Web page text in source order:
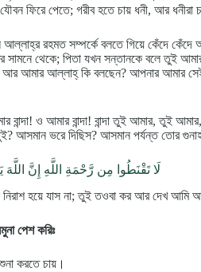
যৌবন ফিরে পেতে; গরীব হতে চায় ধনী, আর ধনীরা
আল্লাহ্‌র রহমত সম্পর্কে বলতে গিয়ে কেঁদে
সামনে থেকে; পিতা যখন সন্তানকে বলে তুই
আমার আল্লাহ্‌ কি বলছেন? আপনার আমার সেই রব
বান্দা! ও আমার বান্দা! বান্দা তুই আমার, তুই
আসমান ভরে দিছিস? আসমান পর্যন্ত তোর
لَا تَقْنَطُوا مِن رَّحْمَةِ اللَّهِ إِنَّ اللَّهَ
হয়ে যাস না; তুই তওবা কর আর দেখ আমি
পেশ করিঃ
করতে চায়।